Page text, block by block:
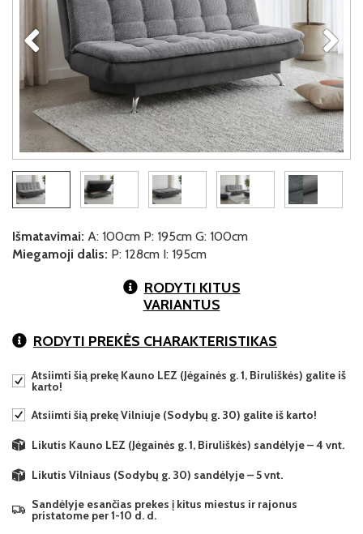
Išmatavimai: A: 100cm P: 195cm G: 100cm
Miegamoji dalis: P: 128cm I: 195cm
RODYTI KITUS
VARIANTUS
RODYTI PREKĖS CHARAKTERISTIKAS
Atsiimti šią prekę Kauno LEZ (Jėgainės g. 1, Biruliškės) galite iš
karto!
Atsiimti šią prekę Vilniuje (Sodybų g. 30) galite iš karto!
Likutis Kauno LEZ (Jėgainės g. 1, Biruliškės) sandėlyje – 4 vnt.
Likutis Vilniaus (Sodybų g. 30) sandėlyje – 5 vnt.
Sandėlyje esančias prekes į kitus miestus ir rajonus
pristatome per 1-10 d. d.